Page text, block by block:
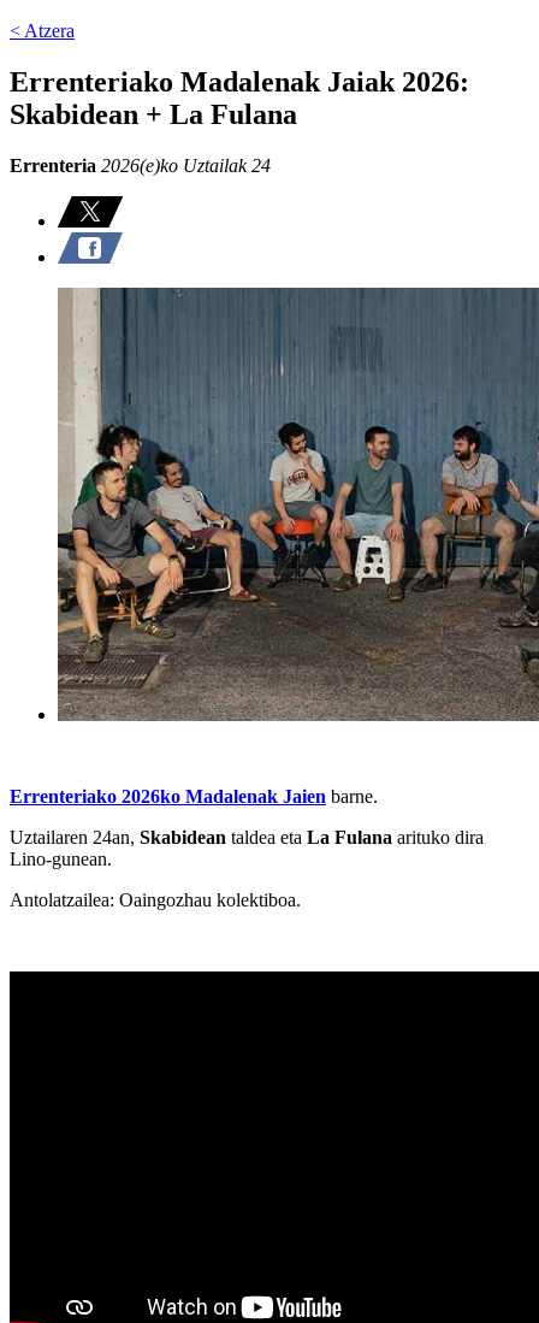
< Atzera
Errenteriako Madalenak Jaiak 2026:
Skabidean + La Fulana
Errenteria 2026(e)ko Uztailak 24
Errenteriako 2026ko Madalenak Jaien barne.
Uztailaren 24an, Skabidean taldea eta La Fulana arituko dira
Lino-gunean.
Antolatzailea: Oaingozhau kolektiboa.